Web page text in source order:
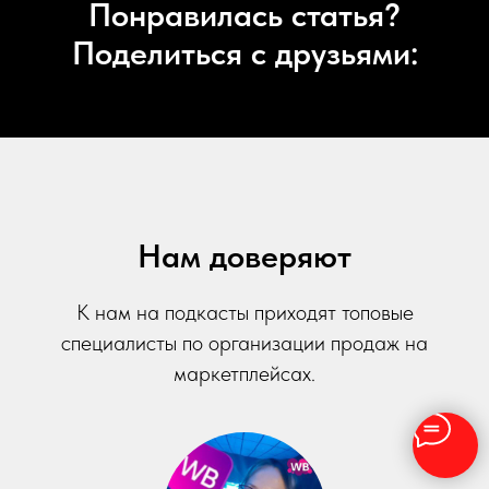
Понравилась статья?
Поделиться с друзьями:
Нам доверяют
К нам на подкасты приходят топовые
специалисты по организации продаж на
маркетплейсах.